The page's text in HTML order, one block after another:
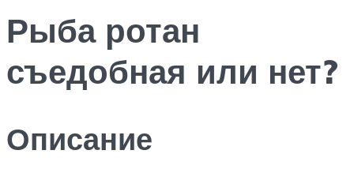
Рыба ротан
съедобная или нет?
Описание